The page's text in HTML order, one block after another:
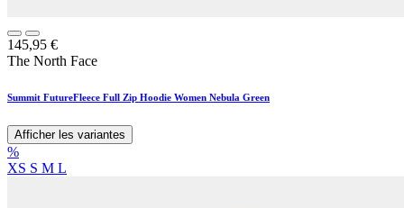
145,95 €
The North Face
Summit FutureFleece Full Zip Hoodie Women Nebula Green
Afficher les variantes
%
XS S M L